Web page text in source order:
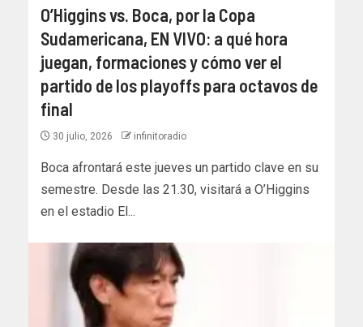
O’Higgins vs. Boca, por la Copa
Sudamericana, EN VIVO: a qué hora
juegan, formaciones y cómo ver el
partido de los playoffs para octavos de
final
30 julio, 2026 infinitoradio
Boca afrontará este jueves un partido clave en su
semestre. Desde las 21.30, visitará a O’Higgins
en el estadio El...